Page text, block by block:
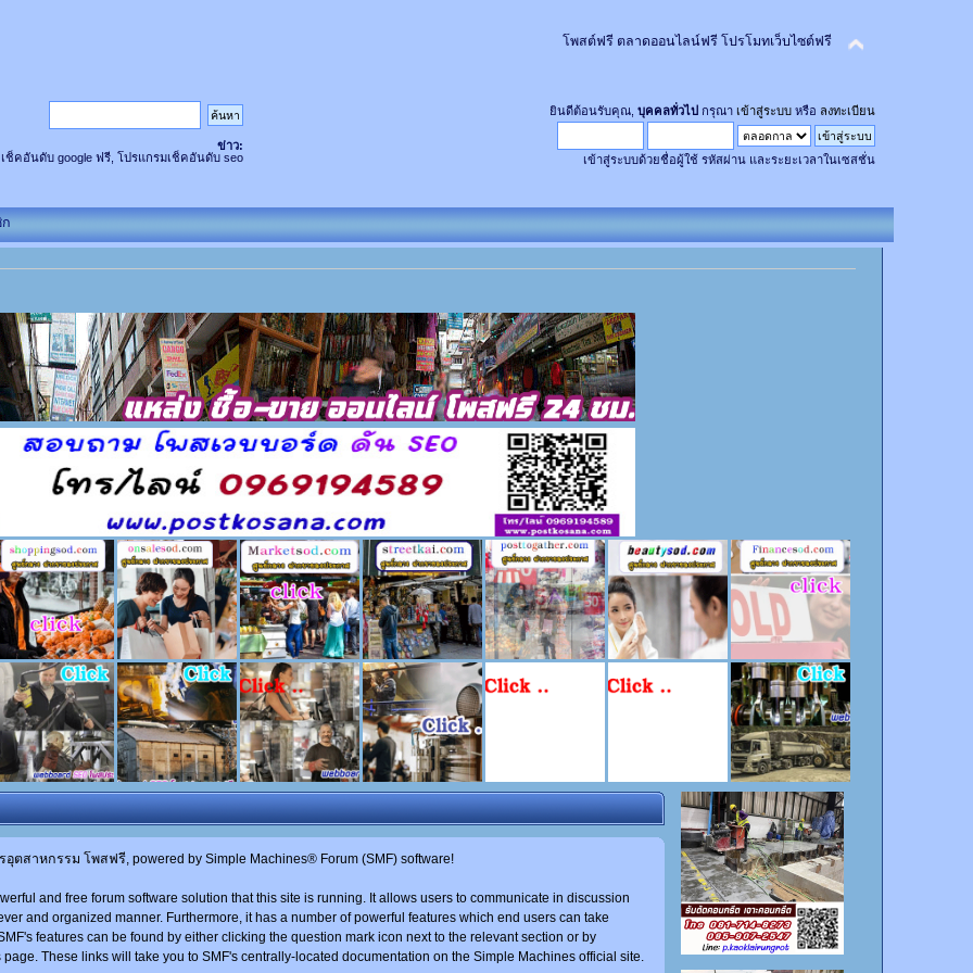
โพสต์ฟรี ตลาดออนไลน์ฟรี โปรโมทเว็บไซต์ฟรี
ยินดีต้อนรับคุณ, บุคคลทั่วไป กรุณา เข้าสู่ระบบหรือ ลงทะเบียน
เข้าสู่ระบบด้วยชื่อผู้ใช้ รหัสผ่าน และระยะเวลาในเซสชั่น
ข่าว:
ช็คอันดับ google ฟรี, โปรแกรมเช็คอันดับ seo
อุตสาหกรรม โพสฟรี, powered by Simple Machines® Forum (SMF) software!
and free forum software solution that this site is running. It allows users to communicate in discussion
and organized manner. Furthermore, it has a number of powerful features which end users can take
features can be found by either clicking the question mark icon next to the relevant section or by
These links will take you to SMF's centrally-located documentation on the Simple Machines official site.